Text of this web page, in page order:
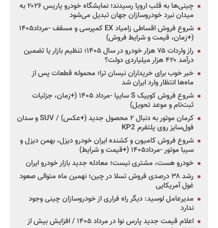
چینی‌ها به قلب اروپا رسیدند؛ نمایشگاه خودرو پاریس ۲۰۲۶ به
میدان نبرد خودروسازان جهان تبدیل می‌شود
شروع فروش اقساطی زامیاد EX کمپرسی و مسقف -مرداد۱۴۰۵
(+زمان، قیمت و شرایط فروش)
راز واردات ۷۵ هزار خودرو در سال ۱۴۰۵؛ تنظیم بازار یا تضمین
درآمد ۴۲۰ هزار میلیاردی دولت؟
خبر خوب برای خریداران نیسان ترا؛ محموله قطعات پس از
ماه‌ها انتظار وارد ایران شد
شروع فروش کوییک S سایپا -مرداد ۱۴۰۵ (+زمان، جزئیات
ثبت‌نام و موعد تحویل)
کرمان موتور به دنبال ۲ محصول جدید (+عکس) / SUV و سدان
فول‌سایز روی پلتفرم KP2
شروع فروش کامیون و کشنده ایران خودرو دیزل، بهمن دیزل و
سیبا موتور -مرداد۱۴۰۵ (+قیمت و شرایط)
خودرو هست، مشتری نیست؛ معادله جدید بازار خودرو ایران
رشد ۳۸ درصدی فروش تسلا در چین؛ نهمین ماه متوالی صعود
غول آمریکایی
مدیرعامل لوسید: دیگر راه فراری از خودروسازان چینی وجود
ندارد
اعلام قیمت جدید پارس نوا در مرداد ۱۴۰۵ / افزایش بیش از